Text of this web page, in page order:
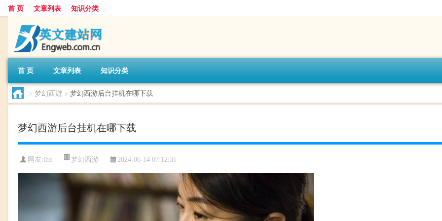
首 页 文章列表 知识分类
首 页 文章列表 知识分类
> 梦幻西游 > 梦幻西游后台挂机在哪下载
梦幻西游后台挂机在哪下载
网友: lhx 梦幻西游 2024-06-14 07:12:31